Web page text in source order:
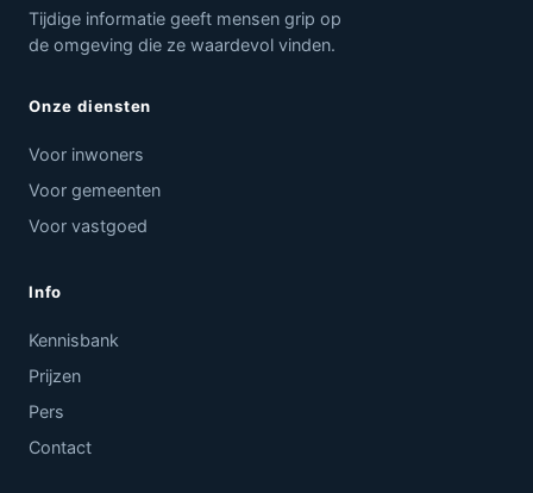
Tijdige informatie geeft mensen grip op
de omgeving die ze waardevol vinden.
Onze diensten
Voor inwoners
Voor gemeenten
Voor vastgoed
Info
Kennisbank
Prijzen
Pers
Contact